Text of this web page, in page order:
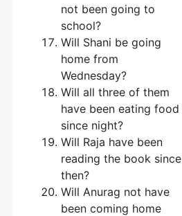
not been going to
school?
Will Shani be going
home from
Wednesday?
Will all three of them
have been eating food
since night?
Will Raja have been
reading the book since
then?
Will Anurag not have
been coming home